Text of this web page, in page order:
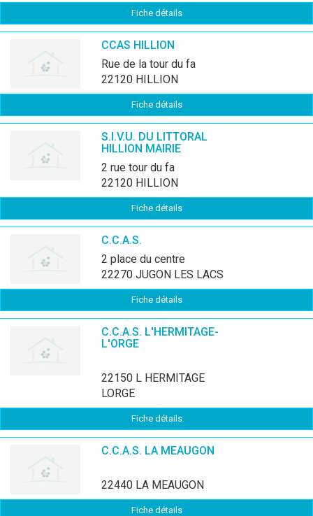
Fiche détails
CCAS HILLION
rue de la tour du fa
22120 HILLION
Fiche détails
S.I.V.U. DU LITTORAL
HILLION MAIRIE
2 rue tour du fa
22120 HILLION
Fiche détails
C.C.A.S.
2 place du centre
22270 JUGON LES LACS
Fiche détails
C.C.A.S. L'HERMITAGE-
L'ORGE
22150 L HERMITAGE
LORGE
Fiche détails
C.C.A.S. LA MEAUGON
22440 LA MEAUGON
Fiche détails